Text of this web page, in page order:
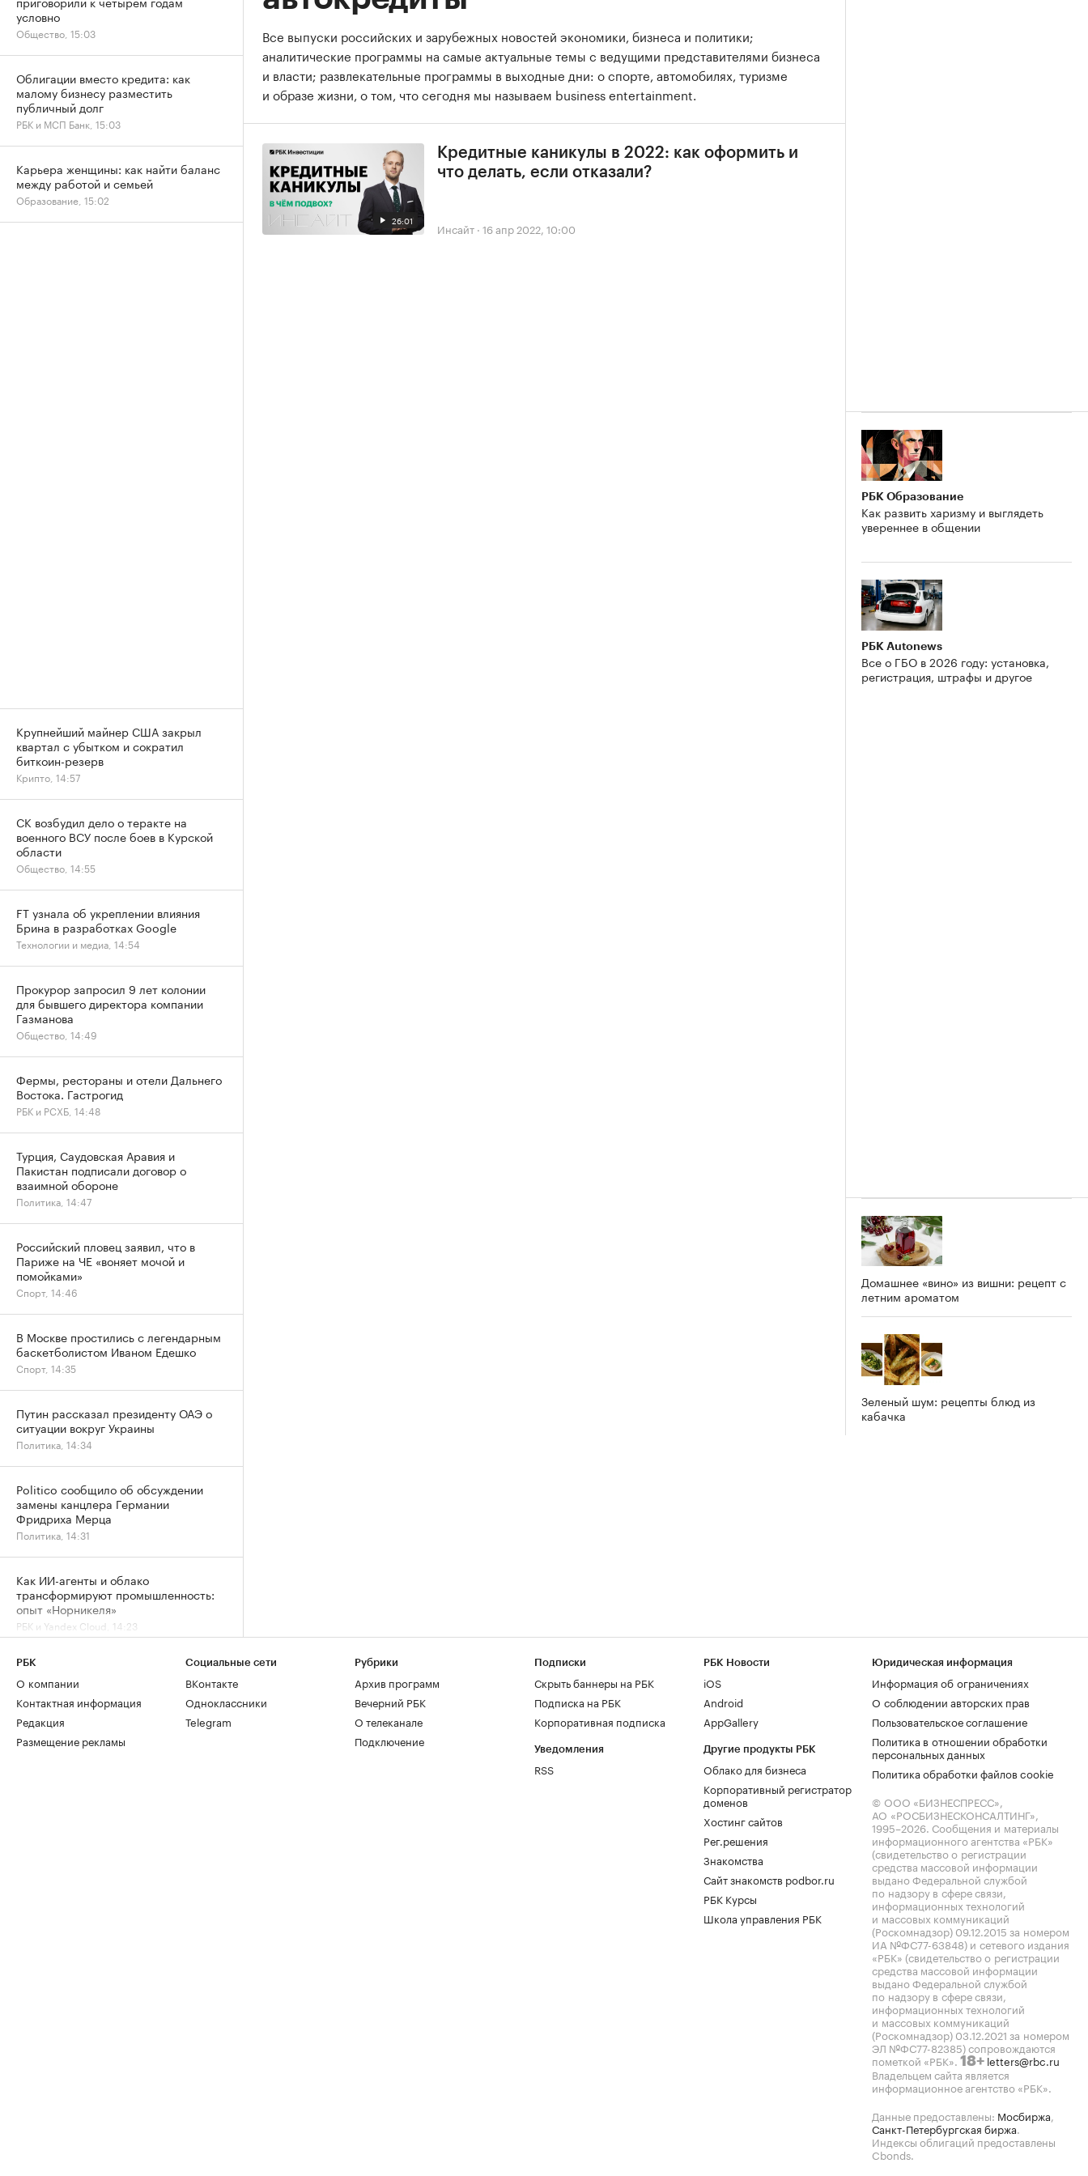
Все выпуски российских и зарубежных новостей экономики, бизнеса и политики;
аналитические программы на самые актуальные темы с ведущими представителями бизнеса
и власти; развлекательные программы в выходные дни: о спорте, автомобилях, туризме
и образе жизни, о том, что сегодня мы называем business entertainment.
26:01
Кредитные каникулы в 2022: как оформить и
что делать, если отказали?
Инсайт · 16 апр 2022, 10:00
РБК Образование
Как развить харизму и выглядеть
увереннее в общении
РБК Autonews
Все о ГБО в 2026 году: установка,
регистрация, штрафы и другое
Домашнее «вино» из вишни: рецепт с
летним ароматом
Зеленый шум: рецепты блюд из
кабачка
условно
Общество, 15:03
Облигации вместо кредита: как
малому бизнесу разместить
публичный долг
РБК и МСП Банк, 15:03
Карьера женщины: как найти баланс
между работой и семьей
Образование, 15:02
Крупнейший майнер США закрыл
квартал с убытком и сократил
биткоин-резерв
Крипто, 14:57
СК возбудил дело о теракте на
военного ВСУ после боев в Курской
области
Общество, 14:55
FT узнала об укреплении влияния
Брина в разработках Google
Технологии и медиа, 14:54
Прокурор запросил 9 лет колонии
для бывшего директора компании
Газманова
Общество, 14:49
Фермы, рестораны и отели Дальнего
Востока. Гастрогид
РБК и РСХБ, 14:48
Турция, Саудовская Аравия и
Пакистан подписали договор о
взаимной обороне
Политика, 14:47
Российский пловец заявил, что в
Париже на ЧЕ «воняет мочой и
помойками»
Спорт, 14:46
В Москве простились с легендарным
баскетболистом Иваном Едешко
Спорт, 14:35
Путин рассказал президенту ОАЭ о
ситуации вокруг Украины
Политика, 14:34
Politico сообщило об обсуждении
замены канцлера Германии
Фридриха Мерца
Политика, 14:31
Как ИИ-агенты и облако
трансформируют промышленность:
опыт «Норникеля»
РБК и Yandex Cloud, 14:23
РБК
О компании
Контактная информация
Редакция
Размещение рекламы
Социальные сети
ВКонтакте
Одноклассники
Telegram
Рубрики
Архив программ
Вечерний РБК
О телеканале
Подключение
Подписки
Скрыть баннеры на РБК
Подписка на РБК
Корпоративная подписка
Уведомления
RSS
РБК Новости
iOS
Android
AppGallery
Другие продукты РБК
Облако для бизнеса
Корпоративный регистратор
доменов
Хостинг сайтов
Рег.решения
Знакомства
Сайт знакомств podbor.ru
РБК Курсы
Школа управления РБК
Юридическая информация
Информация об ограничениях
О соблюдении авторских прав
Пользовательское соглашение
Политика в отношении обработки
персональных данных
Политика обработки файлов cookie
© ООО «БИЗНЕСПРЕСС»,
АО «РОСБИЗНЕСКОНСАЛТИНГ»,
1995–2026. Сообщения и материалы
информационного агентства «РБК»
(свидетельство о регистрации
средства массовой информации
выдано Федеральной службой
по надзору в сфере связи,
информационных технологий
и массовых коммуникаций
(Роскомнадзор) 09.12.2015 за номером
ИА №ФС77-63848) и сетевого издания
«РБК» (свидетельство о регистрации
средства массовой информации
выдано Федеральной службой
по надзору в сфере связи,
информационных технологий
и массовых коммуникаций
(Роскомнадзор) 03.12.2021 за номером
ЭЛ №ФС77-82385) сопровождаются
пометкой «РБК». 18+ letters@rbc.ru
Владельцем сайта является
информационное агентство «РБК».
Данные предоставлены: Мосбиржа,
Санкт-Петербургская биржа.
Индексы облигаций предоставлены
Cbonds.